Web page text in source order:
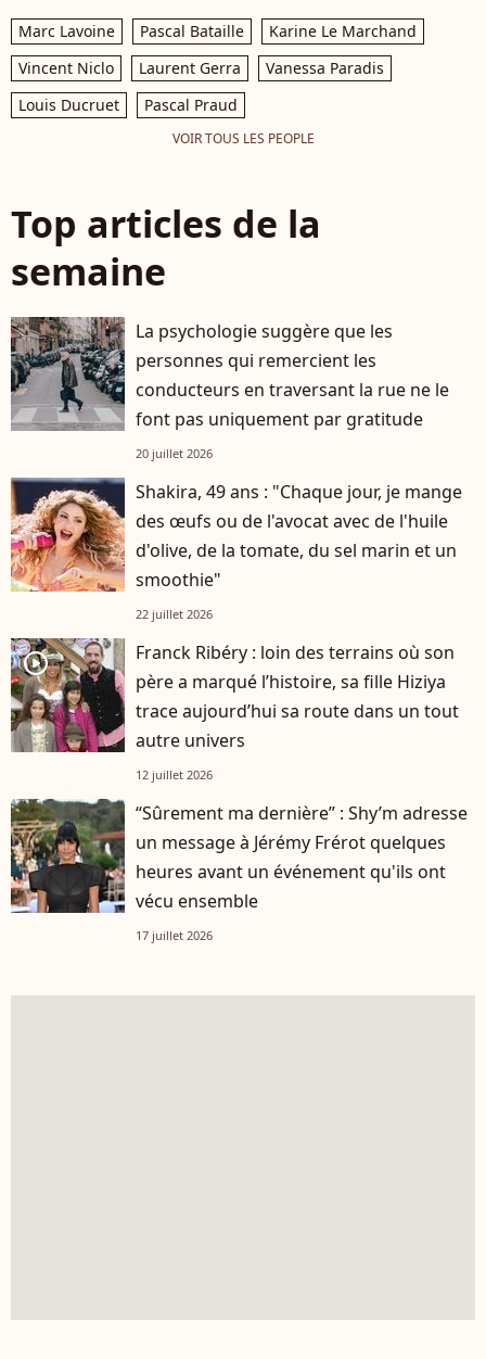
Marc Lavoine Pascal Bataille
Karine Le Marchand
Vincent Niclo
Laurent Gerra
Vanessa Paradis
Louis Ducruet
Pascal Praud
VOIR TOUS LES PEOPLE
Top articles de la
semaine
La psychologie suggère que les
personnes qui remercient les
conducteurs en traversant la rue ne le
font pas uniquement par gratitude
20 juillet 2026
Shakira, 49 ans : "Chaque jour, je mange
des œufs ou de l'avocat avec de l'huile
d'olive, de la tomate, du sel marin et un
smoothie"
22 juillet 2026
player2
Franck Ribéry : loin des terrains où son
père a marqué l’histoire, sa fille Hiziya
trace aujourd’hui sa route dans un tout
autre univers
12 juillet 2026
“Sûrement ma dernière” : Shy’m adresse
un message à Jérémy Frérot quelques
heures avant un événement qu'ils ont
vécu ensemble
17 juillet 2026